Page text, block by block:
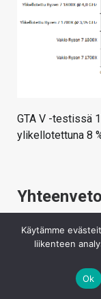
GTA V -testissä
ylikellotettuna 8
Yhteenveto
Käytämme
liikenteen
Ok